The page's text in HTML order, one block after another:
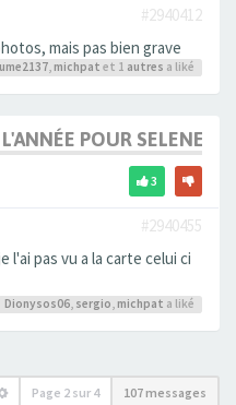
#2940412
mais pas bien grave
, michpat et 1 autres a liké
POUR SELENE
3
#2940455
l'ai pas vu a la carte celui ci
Dionysos06, sergio, michpat a liké
Page 2 sur 4 107 messages